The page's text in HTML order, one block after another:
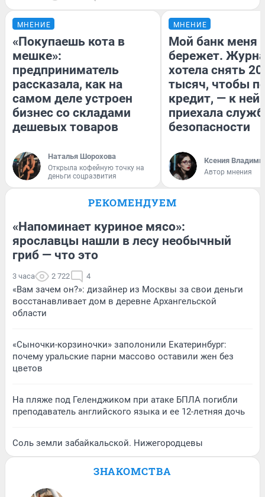
МНЕНИЕ
«Покупаешь кота в
мешке»:
предприниматель
рассказала, как на
самом деле устроен
бизнес со складами
дешевых товаров
Наталья Шорохова
Открыла кофейную точку на
деньги соцразвития
МНЕНИЕ
Мой банк меня
бережет.
хотела снять
тысяч, чтобы
кредит, — к
приехала
безопасности
Ксения
Автор мнения
РЕКОМЕНДУЕМ
«Напоминает куриное мясо»:
ярославцы нашли в лесу необычный
гриб — что это
3 часа 2 722 4
«Вам зачем он?»: дизайнер из Москвы за свои деньги
восстанавливает дом в деревне Архангельской
области
«Сыночки-корзиночки» заполонили Екатеринбург:
почему уральские парни массово оставили жен без
цветов
На пляже под Геленджиком при атаке БПЛА погибли
преподаватель английского языка и ее 12-летняя дочь
Соль земли забайкальской. Нижегородцевы
ЗНАКОМСТВА